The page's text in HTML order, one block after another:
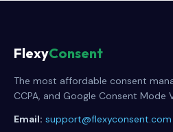
FlexyConsent
The most affordable consent
CCPA, and Google Consent Mode
Email: support@flexyconsent.com